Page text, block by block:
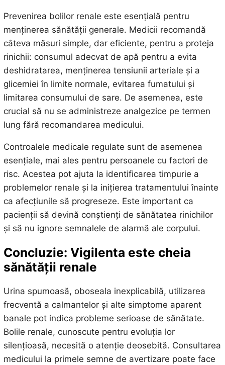
Prevenirea bolilor renale este esențială pentru
menținerea sănătății generale. Medicii recomandă
câteva măsuri simple, dar eficiente, pentru a proteja
rinichii: consumul adecvat de apă pentru a evita
deshidratarea, menținerea tensiunii arteriale și a
glicemiei în limite normale, evitarea fumatului și
limitarea consumului de sare. De asemenea, este
crucial să nu se administreze analgezice pe termen
lung fără recomandarea medicului.
Controalele medicale regulate sunt de asemenea
esențiale, mai ales pentru persoanele cu factori de
risc. Acestea pot ajuta la identificarea timpurie a
problemelor renale și la inițierea tratamentului înainte
ca afecțiunile să progreseze. Este important ca
pacienții să devină conștienți de sănătatea rinichilor
și să nu ignore semnalele de alarmă ale corpului.
Concluzie: Vigilenta este cheia
sănătății renale
Urina spumoasă, oboseala inexplicabilă, utilizarea
frecventă a calmantelor și alte simptome aparent
banale pot indica probleme serioase de sănătate.
Bolile renale, cunoscute pentru evoluția lor
silențioasă, necesită o atenție deosebită. Consultarea
medicului la primele semne de avertizare poate face